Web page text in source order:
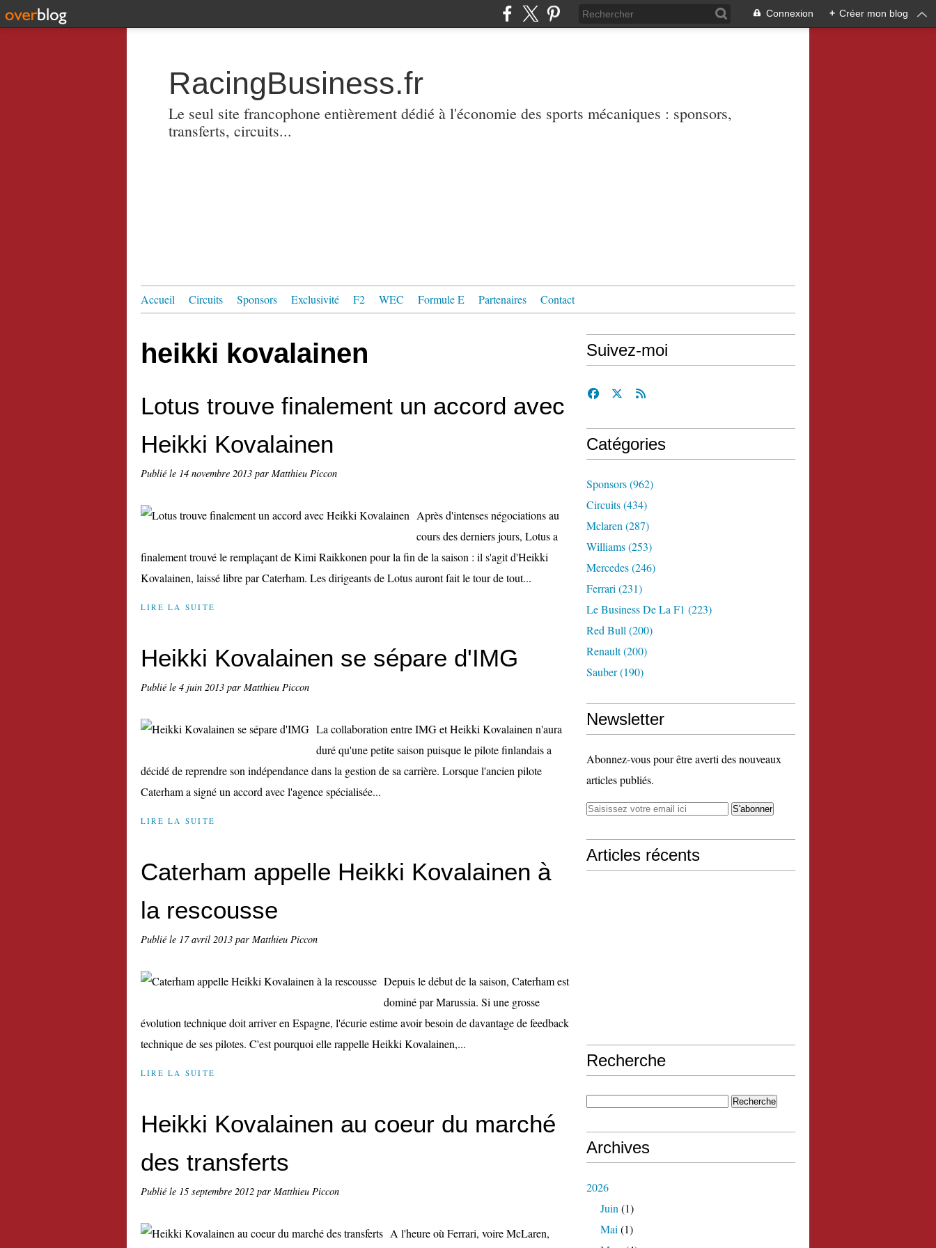
Connexion + Créer mon blog
RacingBusiness.fr
Le seul site francophone entièrement dédié à l'économie des sports mécaniques : sponsors,
transferts, circuits...
Accueil Circuits Sponsors Exclusivité F2 WEC Formule E Partenaires Contact
heikki kovalainen
Lotus trouve finalement un accord avec
Heikki Kovalainen
Publié le 14 novembre 2013 par Matthieu Piccon
Après d'intenses négociations au
cours des derniers jours, Lotus a
finalement trouvé le remplaçant de Kimi Raikkonen pour la fin de la saison : il s'agit d'Heikki
Kovalainen, laissé libre par Caterham. Les dirigeants de Lotus auront fait le tour de tout...
LIRE LA SUITE
Heikki Kovalainen se sépare d'IMG
Publié le 4 juin 2013 par Matthieu Piccon
La collaboration entre IMG et Heikki Kovalainen n'aura
duré qu'une petite saison puisque le pilote finlandais a
décidé de reprendre son indépendance dans la gestion de sa carrière. Lorsque l'ancien pilote
Caterham a signé un accord avec l'agence spécialisée...
LIRE LA SUITE
Caterham appelle Heikki Kovalainen à
la rescousse
Publié le 17 avril 2013 par Matthieu Piccon
Depuis le début de la saison, Caterham est
dominé par Marussia. Si une grosse
évolution technique doit arriver en Espagne, l'écurie estime avoir besoin de davantage de feedback
technique de ses pilotes. C'est pourquoi elle rappelle Heikki Kovalainen,...
LIRE LA SUITE
Heikki Kovalainen au coeur du marché
des transferts
Publié le 15 septembre 2012 par Matthieu Piccon
A l'heure où Ferrari, voire McLaren,
Suivez-moi
Catégories
Sponsors(962)
Circuits(434)
Mclaren (287)
Williams(253)
Mercedes(246)
Ferrari (231)
Le Business De La F1 (223)
Red Bull (200)
Renault(200)
Sauber(190)
Newsletter
Abonnez-vous pour être averti des nouveaux
articles publiés.
Articles récents
Recherche
Archives
2026
Juin (1)
Mai (1)